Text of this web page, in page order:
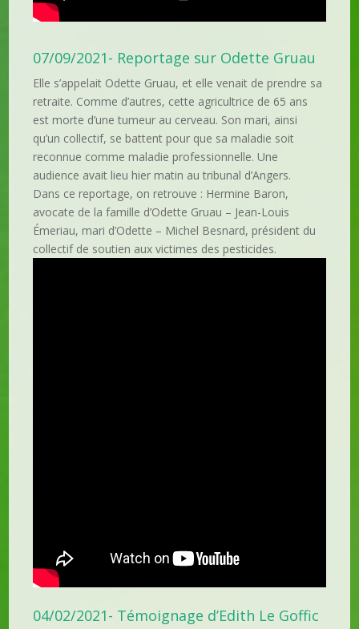
07/09/2021- Reportage sur Odette Gruau
Elle s’appelait Odette Gruau, et elle venait de prendre sa
retraite. Comme d’autres, cette agricultrice de 65 ans
est morte d’une tumeur au cerveau. Son mari, ainsi
qu’un collectif, se battent pour que sa maladie soit
reconnue comme maladie professionnelle. Une
audience avait lieu hier matin au tribunal d’Angers.
Dans ce reportage, on retrouve : Hermine Baron,
avocate de la famille d’Odette Gruau – Jean-Louis
Émeriau, mari d’Odette – Michel Besnard, président du
collectif de soutien aux victimes des pesticides.
04/02/2021- Témoignage d’Edith Le Goffic